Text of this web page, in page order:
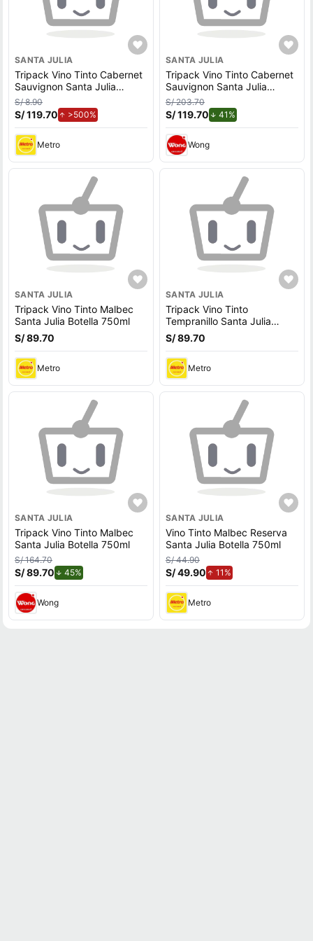
SANTA JULIA
Tripack Vino Tinto Cabernet
Sauvignon Santa Julia
Reserva Botella 750ml
S/ 8.90
S/ 119.70 >500%
Metro
SANTA JULIA
Tripack Vino Tinto Cabernet
Sauvignon Santa Julia
Reserva Botella 750ml
S/ 203.70
S/ 119.70 41%de descuento.
Wong
SANTA JULIA
Tripack Vino Tinto Malbec
Santa Julia Botella 750ml
S/ 89.70
Metro
SANTA JULIA
Tripack Vino Tinto
Tempranillo Santa Julia
Botella 750ml
S/ 89.70
Metro
SANTA JULIA
Tripack Vino Tinto Malbec
Santa Julia Botella 750ml
S/ 164.70
S/ 89.70 45%
Wong
SANTA JULIA
Vino Tinto Malbec Reserva
Santa Julia Botella 750ml
S/ 44.90
S/ 49.90 11%de aumento.
Metro